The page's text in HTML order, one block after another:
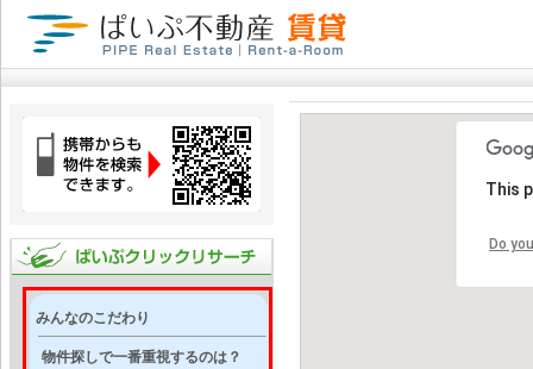
みんなのこだわり
物件探しで一番重視するのは？
This
Do